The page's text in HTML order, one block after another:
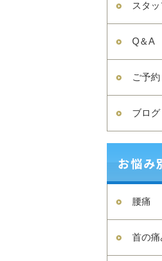
スタ
Q＆A
ご予
ブログ
腰痛
首の痛